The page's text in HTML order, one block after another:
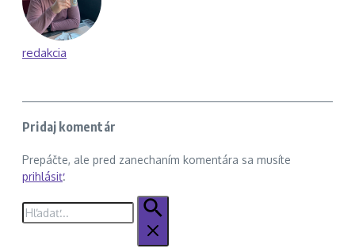
redakcia
Pridaj komentár
Prepáčte, ale pred zanechaním komentára sa musíte
prihlásiť.
Hľadať: